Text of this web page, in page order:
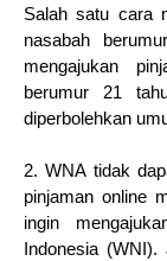
Salah satu cara
nasabah
mengajukan
berumur 21
diperbolehkan
2. WNA tidak
pinjaman online
ingin
Indonesia